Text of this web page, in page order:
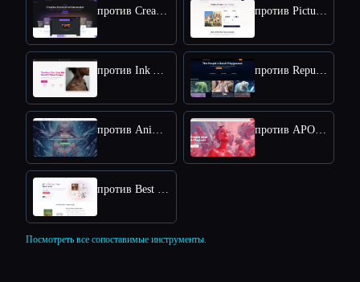
против Creative Fabrica против Picture to Drawing
против Ink AI - Tattoo Generator против Republiclabs.ai
против AnimeGenius против APOB AI
против Best Coloring Pages AI
Посмотреть все сопоставимые инструменты.